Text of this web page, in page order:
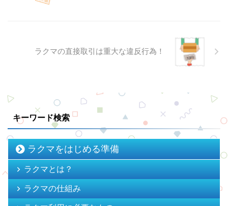
ラクマの直接取引は重大な違反行為！
キーワード検索
ラクマをはじめる準備
ラクマとは？
ラクマの仕組み